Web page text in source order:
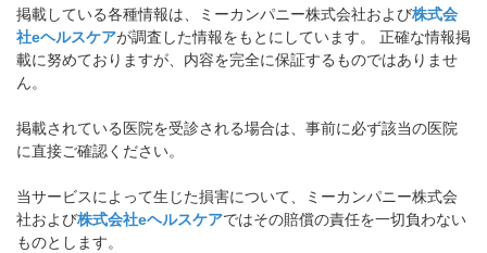
掲載している各種情報は、ミーカンパニー株式会社および株式会
社eヘルスケアが調査した情報をもとにしています。 正確な情報掲
載に努めておりますが、内容を完全に保証するものではありませ
ん。
掲載されている医院を受診される場合は、事前に必ず該当の医院
に直接ご確認ください。
当サービスによって生じた損害について、ミーカンパニー株式会
社および株式会社eヘルスケアではその賠償の責任を一切負わない
ものとします。